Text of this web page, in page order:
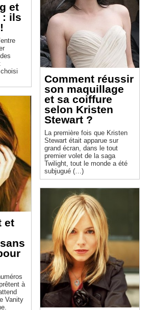
et
: ils
et
à
Vanity
Comment réussir
son maquillage
et sa coiffure
selon Kristen
Stewart ?
La première fois que Kristen
Stewart était apparue sur
grand écran, dans le tout
premier volet de la saga
Twilight, tout le monde a été
subjugué (…)